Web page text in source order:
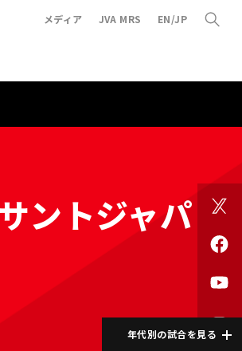
メディア JVA MRS EN/JP
ントジャパ
年代別の試合を見る